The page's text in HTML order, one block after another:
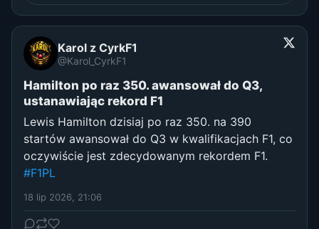
Karol z CyrkF1
@Karol_CyrkF1
Hamilton po raz 350. awansował do Q3,
ustanawiając rekord F1
Lewis Hamilton dzisiaj po raz 350. na 390
startów awansował do Q3 w kwalifikacjach F1, co
oczywiście jest zdecydowanym rekordem F1.
#F1PL
18 lip 2026, 21:06